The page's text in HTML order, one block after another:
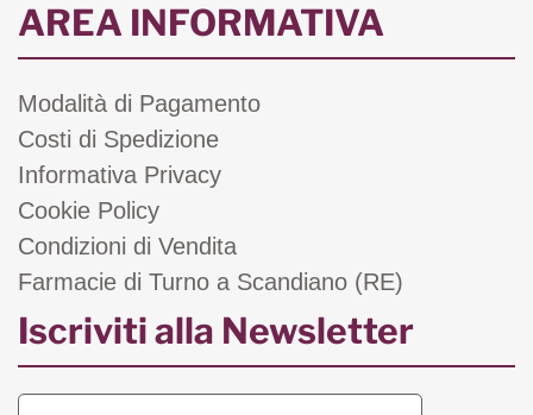
AREA INFORMATIVA
Modalità di Pagamento
Costi di Spedizione
Informativa Privacy
Cookie Policy
Condizioni di Vendita
Farmacie di Turno a Scandiano (RE)
Iscriviti alla Newsletter